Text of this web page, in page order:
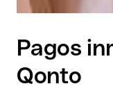
Pagos
Qonto